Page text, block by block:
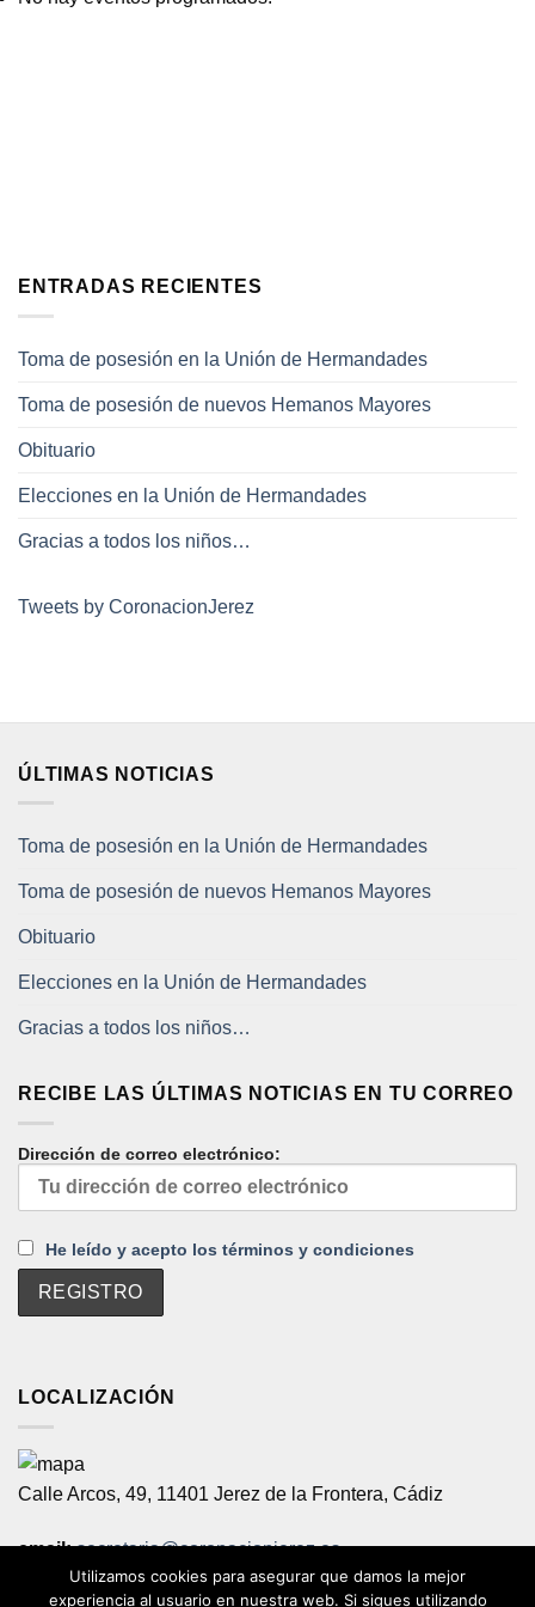
ENTRADAS RECIENTES
Toma de posesión en la Unión de Hermandades
Toma de posesión de nuevos Hemanos Mayores
Obituario
Elecciones en la Unión de Hermandades
Gracias a todos los niños…
Tweets by CoronacionJerez
ÚLTIMAS NOTICIAS
Toma de posesión en la Unión de Hermandades
Toma de posesión de nuevos Hemanos Mayores
Obituario
Elecciones en la Unión de Hermandades
Gracias a todos los niños…
RECIBE LAS ÚLTIMAS NOTICIAS EN TU CORREO
Dirección de correo electrónico:
He leído y acepto los términos y condiciones
LOCALIZACIÓN
Calle Arcos, 49, 11401 Jerez de la Frontera, Cádiz
email: secretaria@coronacionjerez.es
Teléfono:956-321221
Utilizamos cookies para asegurar que damos la mejor
experiencia al usuario en nuestra web. Si sigues utilizando